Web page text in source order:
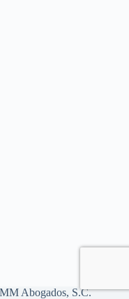
Abogados, S.C.